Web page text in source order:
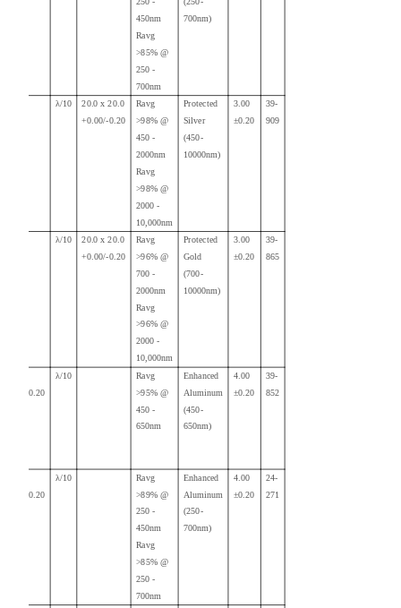
450nm
Ravg
>85% @
250 -
700nm
700nm)
λ/10 20.0 x 20.0
+0.00/-0.20
Ravg
>98% @
450 -
2000nm
Ravg
>98% @
2000 -
10,000nm
Protected
Silver
(450-
10000nm)
3.00
±0.20
39-
909
λ/10 20.0 x 20.0
+0.00/-0.20
Ravg
>96% @
700 -
2000nm
Ravg
>96% @
2000 -
10,000nm
Protected
Gold
(700-
10000nm)
3.00
±0.20
39-
865
0.20
λ/10 Ravg
>95% @
450 -
650nm
Enhanced
Aluminum
(450-
650nm)
4.00
±0.20
39-
852
+0.00/-0.20
λ/10 Ravg
>89% @
250 -
450nm
Ravg
>85% @
250 -
700nm
Enhanced
Aluminum
(250-
700nm)
4.00
±0.20
24-
271